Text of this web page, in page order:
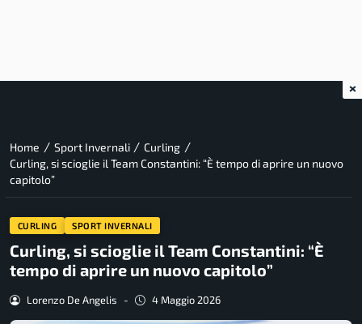
Home / Sport Invernali / Curling /
Curling, si scioglie il Team Constantini: “È tempo di aprire un nuovo
capitolo”
CURLING SPORT INVERNALI
Curling, si scioglie il Team Constantini: “È
tempo di aprire un nuovo capitolo”
Lorenzo De Angelis - 4 Maggio 2026
×